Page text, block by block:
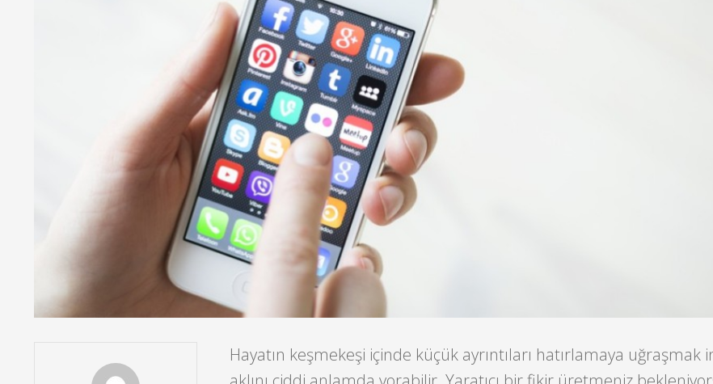
Hayatın keşmekeşi içinde küçük ayrıntıları hatırlamaya uğraşmak